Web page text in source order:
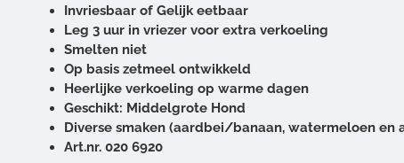
Invriesbaar of Gelijk eetbaar
Leg 3 uur in vriezer voor extra verkoeling
Smelten niet
Op basis zetmeel ontwikkeld
Heerlijke verkoeling op warme dagen
Geschikt: Middelgrote Hond
Diverse smaken (aardbei/banaan, watermeloen en
Art.nr. 020 6920